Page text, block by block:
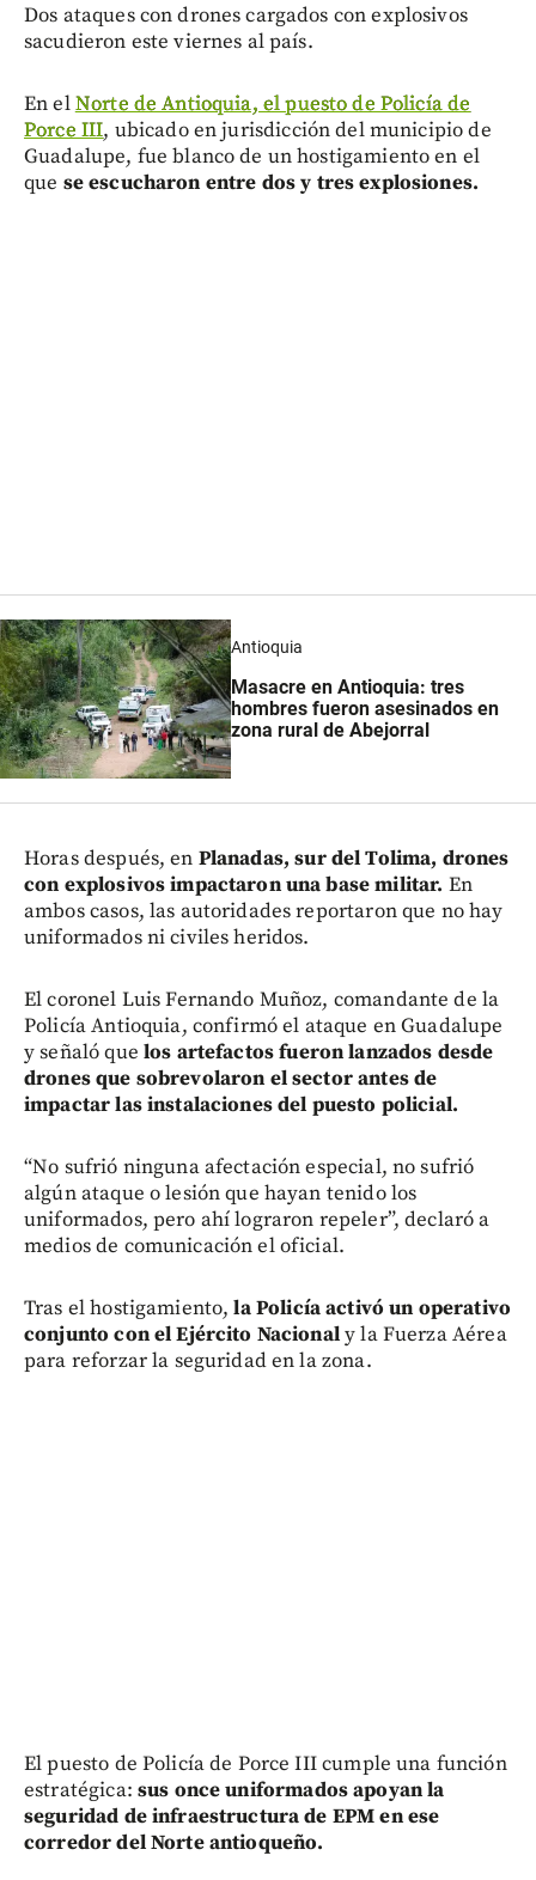
Dos ataques con drones cargados con explosivos
sacudieron este viernes al país.
En elNorte de Antioquia, el puesto de Policía de
Porce III, ubicado en jurisdicción del municipio de
Guadalupe, fue blanco de un hostigamiento en el
que se escucharon entre dos y tres explosiones.
Antioquia
Masacre en Antioquia: tres
hombres fueron asesinados en
zona rural de Abejorral
Horas después, en Planadas, sur del Tolima, drones
con explosivos impactaron una base militar. En
ambos casos, las autoridades reportaron que no hay
uniformados ni civiles heridos.
El coronel Luis Fernando Muñoz, comandante de la
Policía Antioquia, confirmó el ataque en Guadalupe
y señaló que los artefactos fueron lanzados desde
drones que sobrevolaron el sector antes de
impactar las instalaciones del puesto policial.
“No sufrió ninguna afectación especial, no sufrió
algún ataque o lesión que hayan tenido los
uniformados, pero ahí lograron repeler”, declaró a
medios de comunicación el oficial.
Tras el hostigamiento,la Policía activó un operativo
conjunto con el Ejército Nacionaly la Fuerza Aérea
para reforzar la seguridad en la zona.
El puesto de Policía de Porce III cumple una función
estratégica: sus once uniformados apoyan la
seguridad de infraestructura de EPM en ese
corredor del Norte antioqueño.